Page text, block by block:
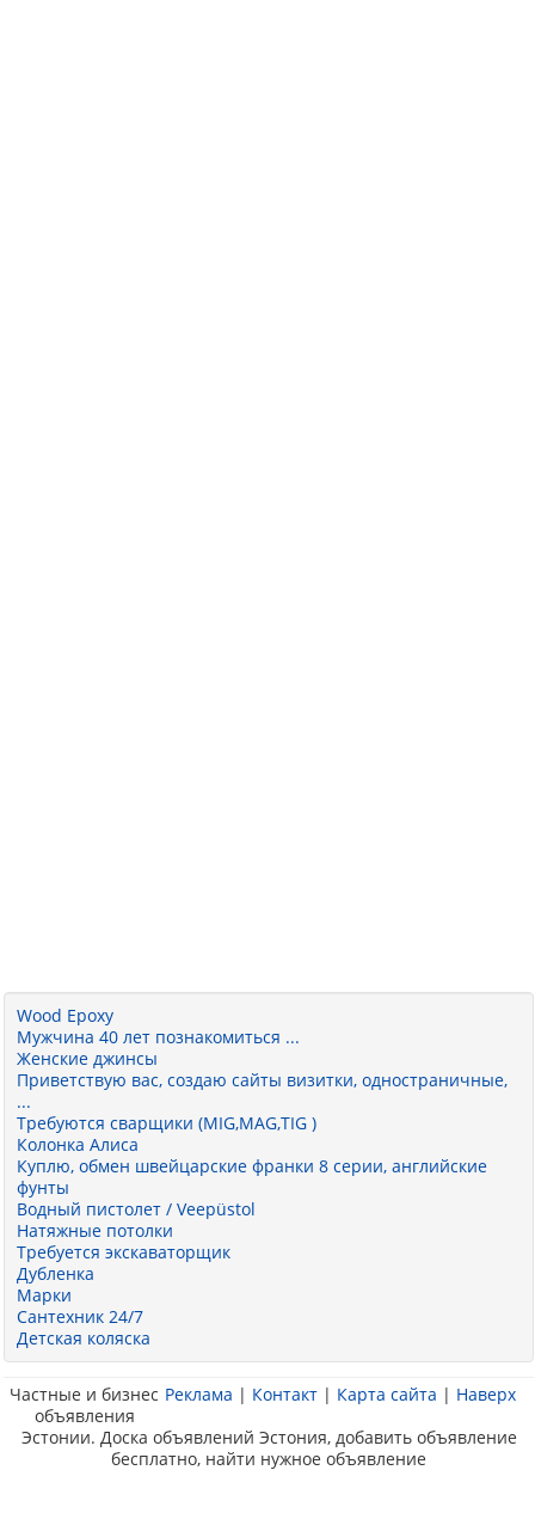
Wood Epoxy
Мужчина 40 лет познакомиться ...
Женские джинсы
Приветствую вас, создаю сайты визитки, одностраничные,
...
Требуются сварщики (MIG,MAG,TIG )
Колонка Алиса
Куплю, обмен швейцарские франки 8 серии, английские
фунты
Водный пистолет / Veepüstol
Натяжные потолки
Требуется экскаваторщик
Дубленка
Марки
Сантехник 24/7
Детская коляска
Реклама | Контакт | Карта сайта | Наверх
Частные и бизнес
объявления
Эстонии. Доска объявлений Эстония, добавить объявление
бесплатно, найти нужное объявление